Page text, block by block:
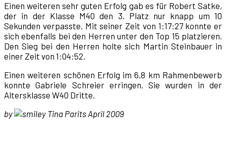
Einen weiteren sehr guten Erfolg gab es für Robert Satke,
der in der Klasse M40 den 3. Platz nur knapp um 10
Sekunden verpasste. Mit seiner Zeit von 1:17:27 konnte er
sich ebenfalls bei den Herren unter den Top 15 platzieren.
Den Sieg bei den Herren holte sich Martin Steinbauer in
einer Zeit von 1:04:52.
Einen weiteren schönen Erfolg im 6,8 km Rahmenbewerb
konnte Gabriele Schreier erringen. Sie wurden in der
Altersklasse W40 Dritte.
by
Tina Parits April 2009